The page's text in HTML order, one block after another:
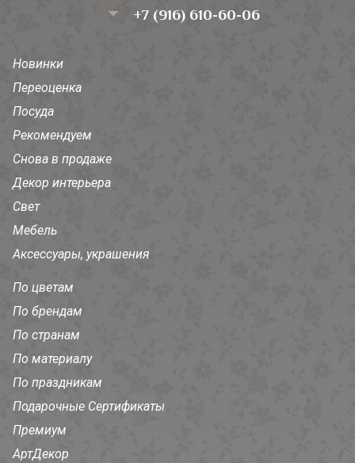
+7 (916) 610-60-06
Новинки
Переоценка
Посуда
Рекомендуем
Снова в продаже
Декор интерьера
Свет
Мебель
Аксессуары, украшения
По цветам
По брендам
По странам
По материалу
По праздникам
Подарочные Сертификаты
Премиум
АртДекор